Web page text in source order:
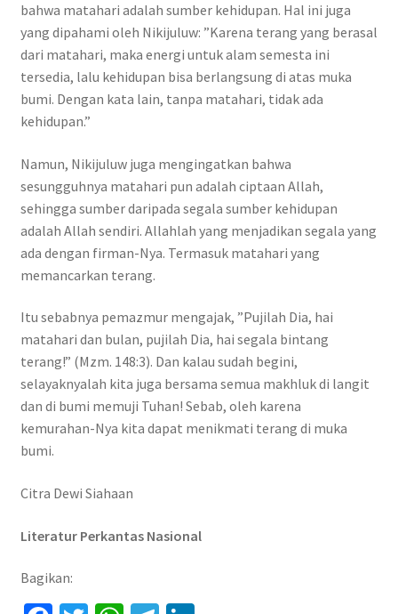
bahwa matahari adalah sumber kehidupan. Hal ini juga
yang dipahami oleh Nikijuluw: ”Karena terang yang berasal
dari matahari, maka energi untuk alam semesta ini
tersedia, lalu kehidupan bisa berlangsung di atas muka
bumi. Dengan kata lain, tanpa matahari, tidak ada
kehidupan.”
Namun, Nikijuluw juga mengingatkan bahwa
sesungguhnya matahari pun adalah ciptaan Allah,
sehingga sumber daripada segala sumber kehidupan
adalah Allah sendiri. Allahlah yang menjadikan segala yang
ada dengan firman-Nya. Termasuk matahari yang
memancarkan terang.
Itu sebabnya pemazmur mengajak, ”Pujilah Dia, hai
matahari dan bulan, pujilah Dia, hai segala bintang
terang!” (Mzm. 148:3). Dan kalau sudah begini,
selayaknyalah kita juga bersama semua makhluk di langit
dan di bumi memuji Tuhan! Sebab, oleh karena
kemurahan-Nya kita dapat menikmati terang di muka
bumi.
Citra Dewi Siahaan
Literatur Perkantas Nasional
Bagikan: